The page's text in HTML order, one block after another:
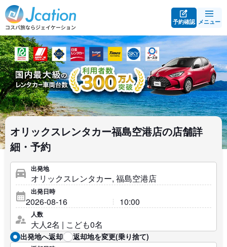
予約確認 メニュー
オリックスレンタカー福島空港店の店舗詳
細・予約
出発地
出発日時
人数
出発地へ返却 返却地を変更(乗り捨て)